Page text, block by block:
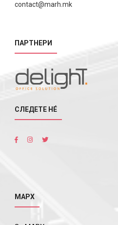
contact@marh.mk
ПАРТНЕРИ
СЛЕДЕТЕ НÉ
МАРХ